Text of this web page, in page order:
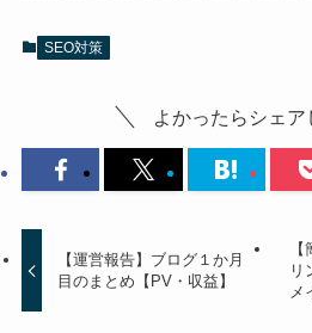
SEO対策
よかったらシェア
【運営報告】ブログ１か月
目のまとめ【PV・収益】
リ
メ